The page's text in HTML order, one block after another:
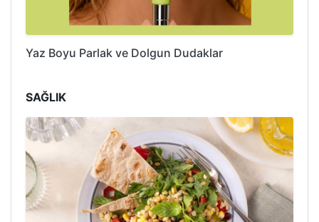
Yaz Boyu Parlak ve Dolgun Dudaklar
SAĞLIK